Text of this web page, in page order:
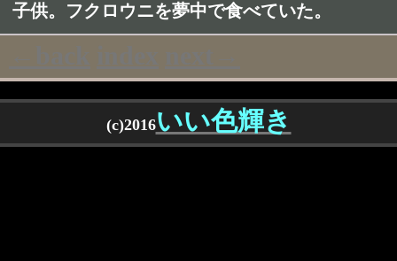
子供。フクロウニを夢中で食べていた。
(c)2016いい色輝き